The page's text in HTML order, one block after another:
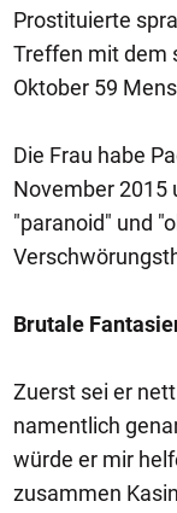
Prostituierte
Treffen mit dem
Oktober 59
Die Frau habe
November 2015
"paranoid" und
Brutale
Zuerst sei er
namentlich
würde er mir
zusammen